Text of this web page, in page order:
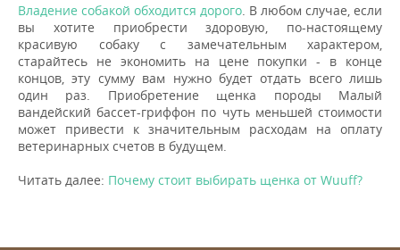
Владение собакой обходится дорого . В любом случае, если
вы хотите приобрести здоровую, по-настоящему
красивую собаку с замечательным характером,
старайтесь не экономить на цене покупки - в конце
концов, эту сумму вам нужно будет отдать всего лишь
один раз. Приобретение щенка породы Малый
вандейский бассет-гриффон по чуть меньшей стоимости
может привести к значительным расходам на оплату
ветеринарных счетов в будущем.
Читать далее: Почему стоит выбирать щенка от Wuuff?